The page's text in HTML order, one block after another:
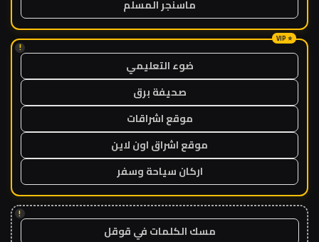
ماسنجر المسلم
!
ضوء التعليمي
صحيفة برق
موقع اشراقات
موقع اشراق اون لاين
اركان سياحة وسفر
!
مسك الكلمات في قوقل